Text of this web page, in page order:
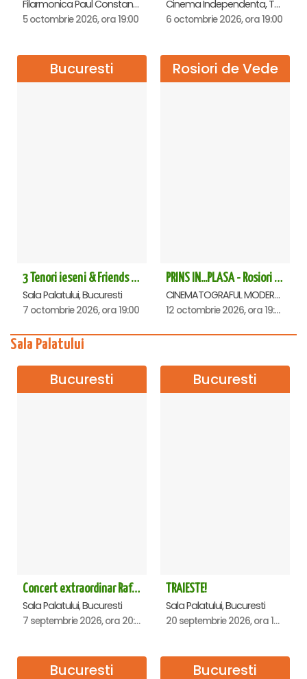
Filarmonica Paul Constantinescu, Ploiesti
5 octombrie 2026, ora 19:00
Cinema Independenta, Targoviste
6 octombrie 2026, ora 19:00
Bucuresti
3 Tenori ieseni & Friends - Sala Palatului
Sala Palatului, Bucuresti
7 octombrie 2026, ora 19:00
Rosiori de Vede
PRINS IN...PLASA - Rosiori de Vede
CINEMATOGRAFUL MODERN, Rosiori de Vede
12 octombrie 2026, ora 19:00
Sala Palatului
Bucuresti
Concert extraordinar Rafet El Roman - Sala Palatului
Sala Palatului, Bucuresti
7 septembrie 2026, ora 20:00
Bucuresti
TRAIESTE!
Sala Palatului, Bucuresti
20 septembrie 2026, ora 18:00
Bucuresti Bucuresti